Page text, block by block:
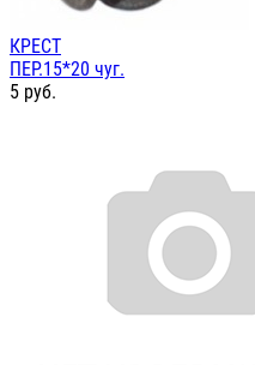
КРЕСТ
ПЕР.15*20 чуг.
5 руб.